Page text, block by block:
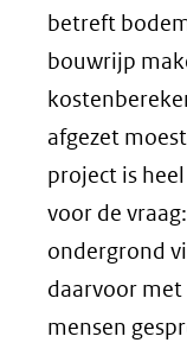
betreft
bouwrijp
afgezet
project is
voor de
ondergrond
daarvoor met
mensen